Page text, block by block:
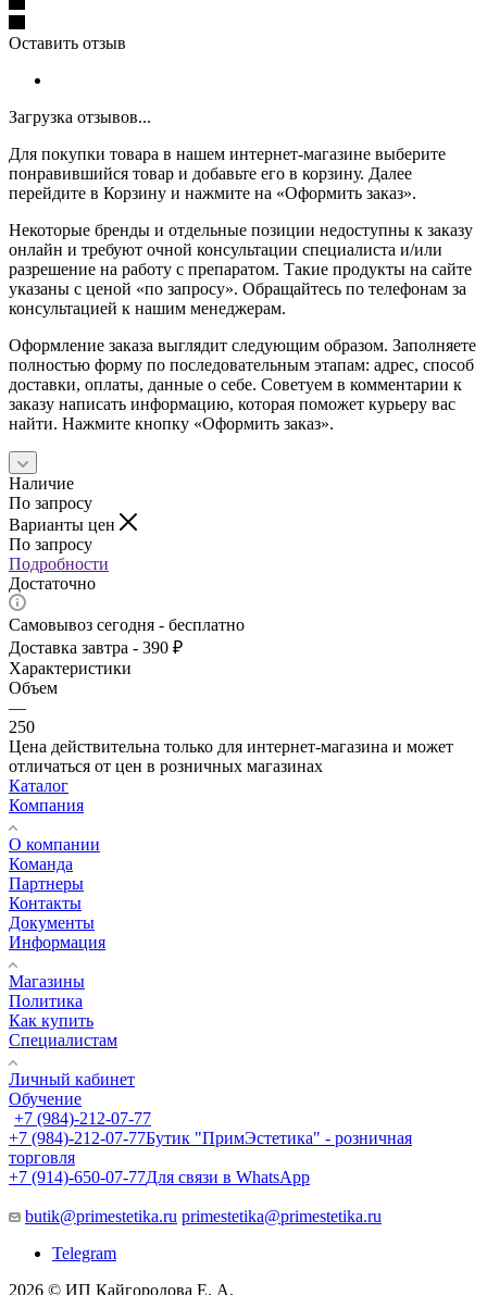
Оставить отзыв
Загрузка отзывов...
Для покупки товара в нашем интернет-магазине выберите
понравившийся товар и добавьте его в корзину. Далее
перейдите в Корзину и нажмите на «Оформить заказ».
Некоторые бренды и отдельные позиции недоступны к заказу
онлайн и требуют очной консультации специалиста и/или
разрешение на работу с препаратом. Такие продукты на сайте
указаны с ценой «по запросу». Обращайтесь по телефонам за
консультацией к нашим менеджерам.
Оформление заказа выглядит следующим образом. Заполняете
полностью форму по последовательным этапам: адрес, способ
доставки, оплаты, данные о себе. Советуем в комментарии к
заказу написать информацию, которая поможет курьеру вас
найти. Нажмите кнопку «Оформить заказ».
Наличие
По запросу
Варианты цен
По запросу
Подробности
Достаточно
Самовывоз сегодня - бесплатно
Доставка завтра - 390 ₽
Характеристики
Объем
—
250
Цена действительна только для интернет-магазина и может
отличаться от цен в розничных магазинах
Каталог
Компания
О компании
Команда
Партнеры
Контакты
Документы
Информация
Магазины
Политика
Как купить
Специалистам
Личный кабинет
Обучение
+7 (984)-212-07-77
+7 (984)-212-07-77Бутик "ПримЭстетика" - розничная
торговля
+7 (914)-650-07-77Для связи в WhatsApp
butik@primestetika.ru primestetika@primestetika.ru
Telegram
2026 © ИП Кайгородова Е. А.